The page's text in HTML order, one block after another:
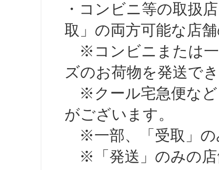
・コンビニ等の取扱
取」の両方可能な店
※コンビニまたは一
ズのお荷物を発送で
※クール宅急便など
がございます。
※一部、「受取」の
※「発送」のみの店